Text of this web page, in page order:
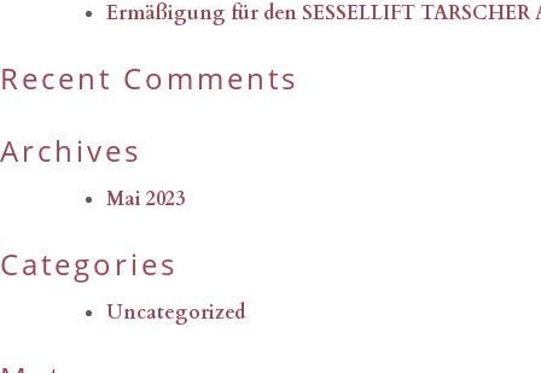
Ermäßigung für den SESSELLIFT TARSCHER
Recent Comments
Archives
Mai 2023
Categories
Uncategorized